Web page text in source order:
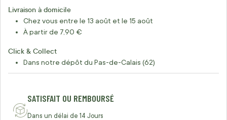
Livraison à domicile
Chez vous entre le 13 août et le 15 août
À partir de 7,90 €
Click & Collect
Dans notre dépôt du Pas-de-Calais (62)
SATISFAIT OU REMBOURSÉ
Dans un délai de 14 Jours